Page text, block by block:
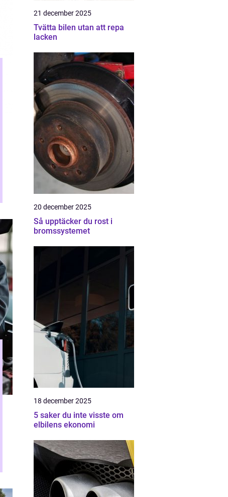
21 december 2025
Tvätta bilen utan att repa
lacken
20 december 2025
Så upptäcker du rost i
bromssystemet
18 december 2025
5 saker du inte visste om
elbilens ekonomi